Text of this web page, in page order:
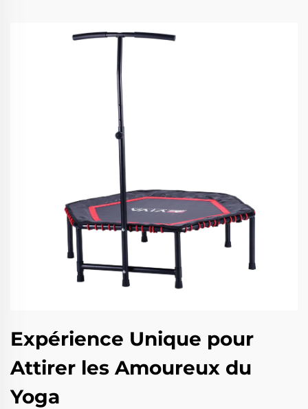
Expérience Unique pour
Attirer les Amoureux du
Yoga